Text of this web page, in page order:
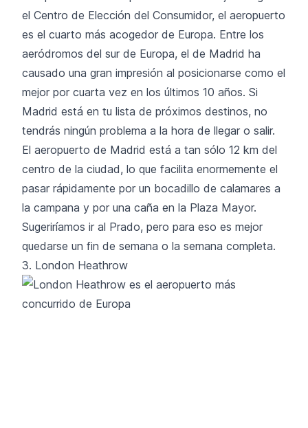
el Centro de Elección del Consumidor, el aeropuerto
es el cuarto más acogedor de Europa. Entre los
aeródromos del sur de Europa, el de Madrid ha
causado una gran impresión al posicionarse como el
mejor por cuarta vez en los últimos 10 años. Si
Madrid está en tu lista de próximos destinos, no
tendrás ningún problema a la hora de llegar o salir.
El aeropuerto de Madrid está a tan sólo 12 km del
centro de la ciudad, lo que facilita enormemente el
pasar rápidamente por un bocadillo de calamares a
la campana y por una caña en la Plaza Mayor.
Sugeriríamos ir al Prado, pero para eso es mejor
quedarse un fin de semana o la semana completa.
3. London Heathrow